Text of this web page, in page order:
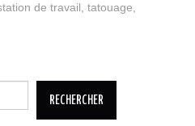
de travail ,tatouage
RECHERCHER